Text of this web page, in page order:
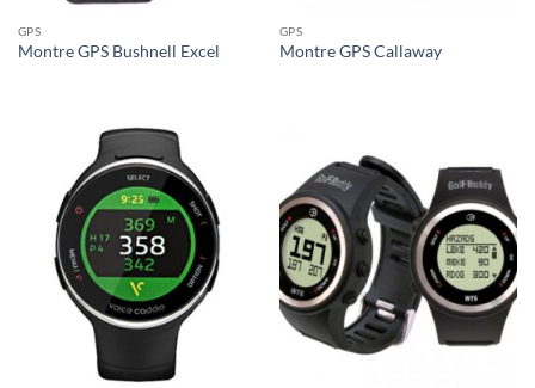
GPS
Montre GPS Bushnell Excel
GPS
Montre GPS Callaway